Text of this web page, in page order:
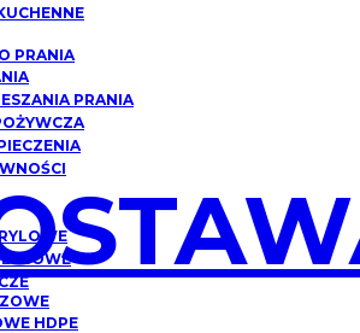
PRANIA
PRANIA
HDPE